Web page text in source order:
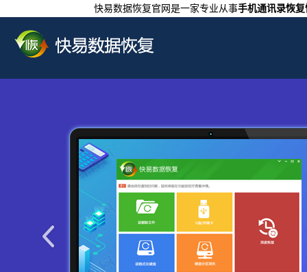
快易数据恢复官网是一家专业从事手机通讯录恢